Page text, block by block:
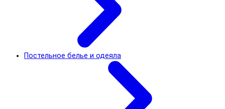
Постельное белье и одеяла